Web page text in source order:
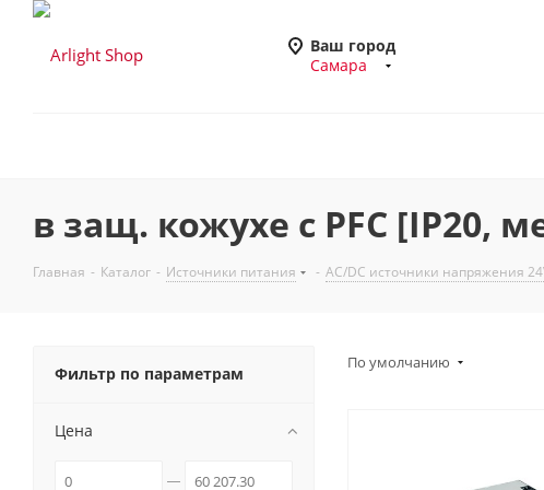
Ваш город
Самара
в защ. кожухе с PFC [IP20,
Главная - Каталог - Источники питания - AC/DC источники напряжения
По умолчанию
Фильтр по параметрам
Цена